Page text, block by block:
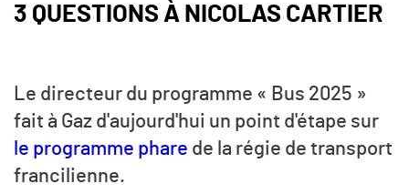
3 QUESTIONS À NICOLAS CARTIER
Le directeur du programme « Bus 2025 »
fait à Gaz d'aujourd'hui un point d'étape sur
le programme phare de la régie de transport
francilienne.